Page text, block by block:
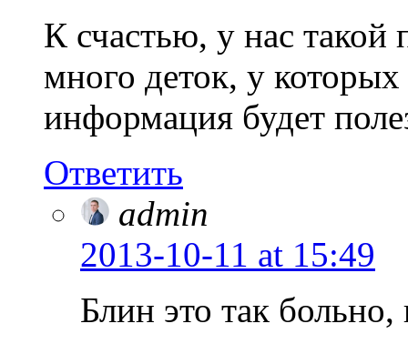
К счастью, у нас
много деток, у
информация будет
Ответить
admin
2013-10-11 at 15:49
Блин это так